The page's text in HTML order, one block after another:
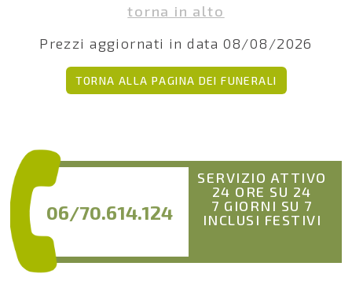
torna in alto
Prezzi aggiornati in data 08/08/2026
TORNA ALLA PAGINA DEI FUNERALI
06/70.614.124
SERVIZIO ATTIVO
24 ORE SU 24
7 GIORNI SU 7
INCLUSI FESTIVI